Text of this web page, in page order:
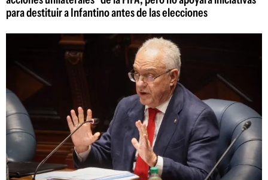
para destituir a Infantino antes de las elecciones